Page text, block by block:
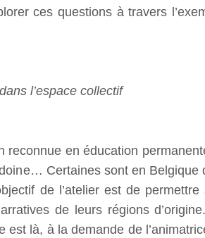
ces questions à travers
l’espace collectif
reconnue en éducation
Certaines sont en Belgique
de l’atelier est de
de leurs régions
là, à la demande de